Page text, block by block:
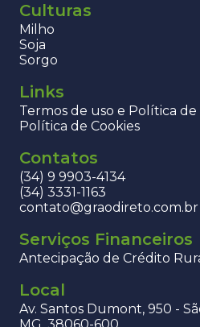
Culturas
Milho
Soja
Sorgo
Links
Termos de uso e Política
Política de Cookies
Contatos
(34) 9 9903-4134
(34) 3331-1163
contato@graodireto.com.br
Serviços Financeiros
Antecipação de Crédito
Local
Av. Santos Dumont, 950 -